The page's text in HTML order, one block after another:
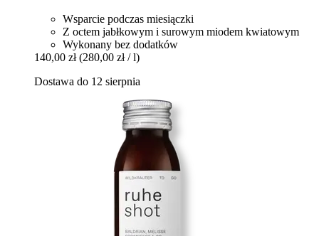
Wsparcie podczas miesiączki
Z octem jabłkowym i surowym miodem kwiatowym
Wykonany bez dodatków
140,00 zł (280,00 zł / l)
Dostawa do 12 sierpnia